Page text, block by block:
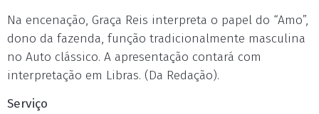
Na encenação, Graça Reis interpreta o papel do “Amo”,
dono da fazenda, função tradicionalmente masculina
no Auto clássico. A apresentação contará com
interpretação em Libras. (Da Redação).
Serviço